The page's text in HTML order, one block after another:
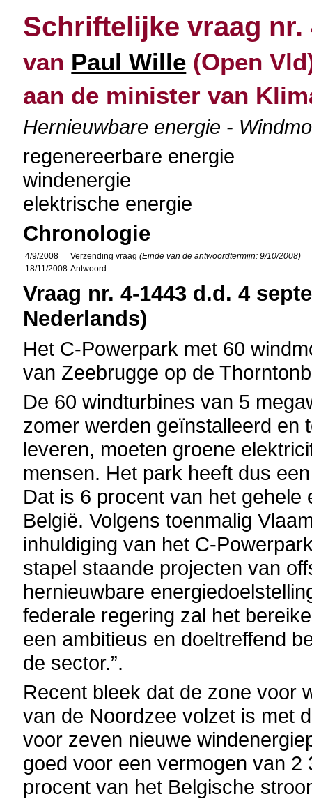
Schriftelijke vraag nr.
van Paul Wille (Open
aan de minister van
Hernieuwbare energie -
regenereerbare energie
windenergie
elektrische energie
Chronologie
4/9/2008 Verzending vraag(Einde van de antwoordtermijn: 9/10/2008)
18/11/2008 Antwoord
Vraag nr. 4-1443 d.d. 4
Nederlands)
Het C-Powerpark met 60
van Zeebrugge op de
De 60 windturbines van 5
zomer werden geïnstalleerd en
leveren, moeten groene
mensen. Het park heeft dus
Dat is 6 procent van het
België. Volgens toenmalig
inhuldiging van het C-
stapel staande projecten van
hernieuwbare
federale regering zal het
een ambitieus en doeltreffend
de sector.”.
Recent bleek dat de zone voor
van de Noordzee volzet is met
voor zeven nieuwe
goed voor een vermogen van
procent van het Belgische